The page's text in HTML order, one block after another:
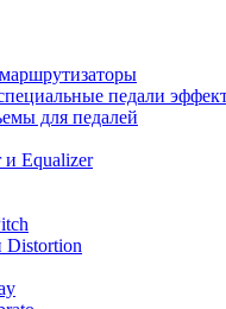
педали
для педалей
и Equalizer
Distortion